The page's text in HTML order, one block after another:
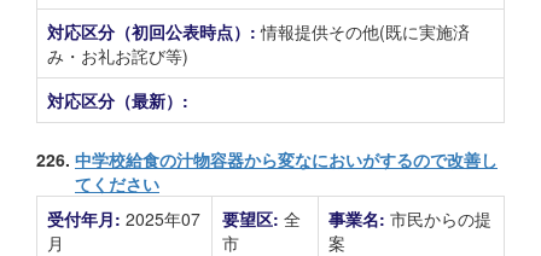
対応区分（初回公表時点）:情報提供その他(既に実施済
み・お礼お詫び等)
対応区分（最新）:
226. 中学校給食の汁物容器から変なにおいがするので改善し
てください
受付年月: 2025年07
月
要望区: 全
市
事業名: 市民からの提
案